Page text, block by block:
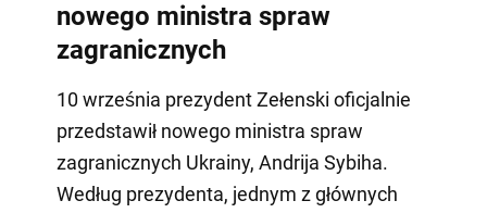
nowego ministra spraw
zagranicznych
10 września prezydent Zełenski oficjalnie
przedstawił nowego ministra spraw
zagranicznych Ukrainy, Andrija Sybiha.
Według prezydenta, jednym z głównych